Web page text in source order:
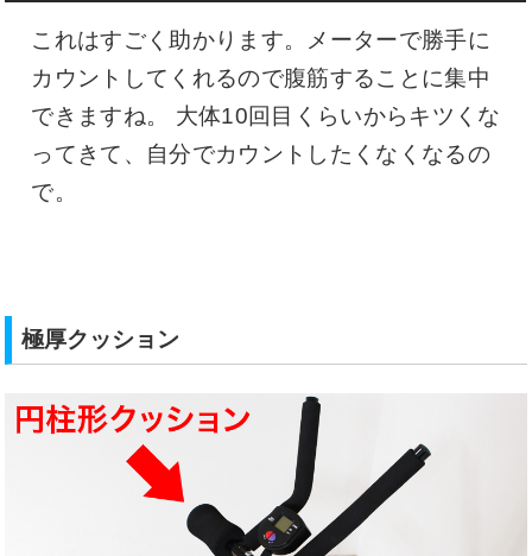
これはすごく助かります。メーターで勝手に
カウントしてくれるので腹筋することに集中
できますね。 大体10回目くらいからキツくな
ってきて、自分でカウントしたくなくなるの
で。
極厚クッション